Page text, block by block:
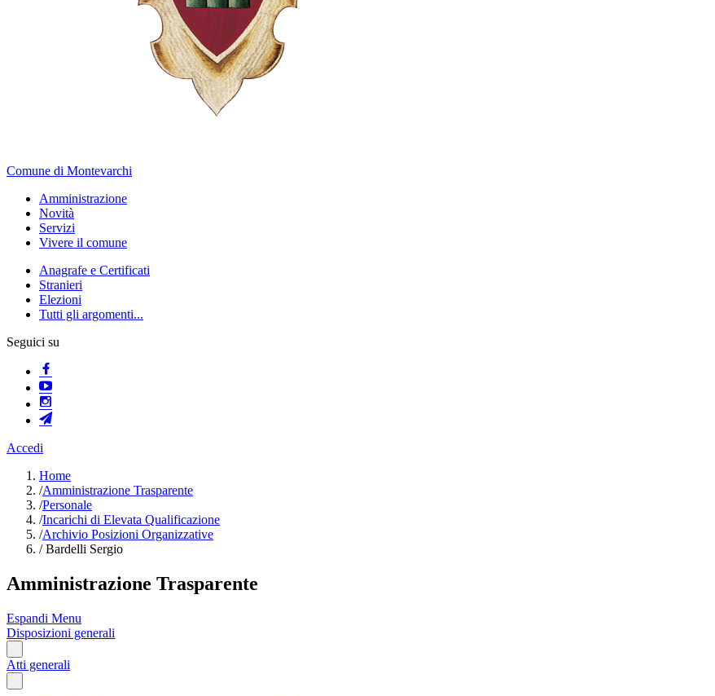
Comune di Montevarchi
Amministrazione
Novità
Servizi
Vivere il comune
Anagrafe e Certificati
Stranieri
Elezioni
Tutti gli argomenti...
Seguici su
Accedi
Home
/Amministrazione Trasparente
/Personale
/Incarichi di Elevata Qualificazione
/Archivio Posizioni Organizzative
/Bardelli Sergio
Amministrazione Trasparente
Espandi Menu
Disposizioni generali
Atti generali